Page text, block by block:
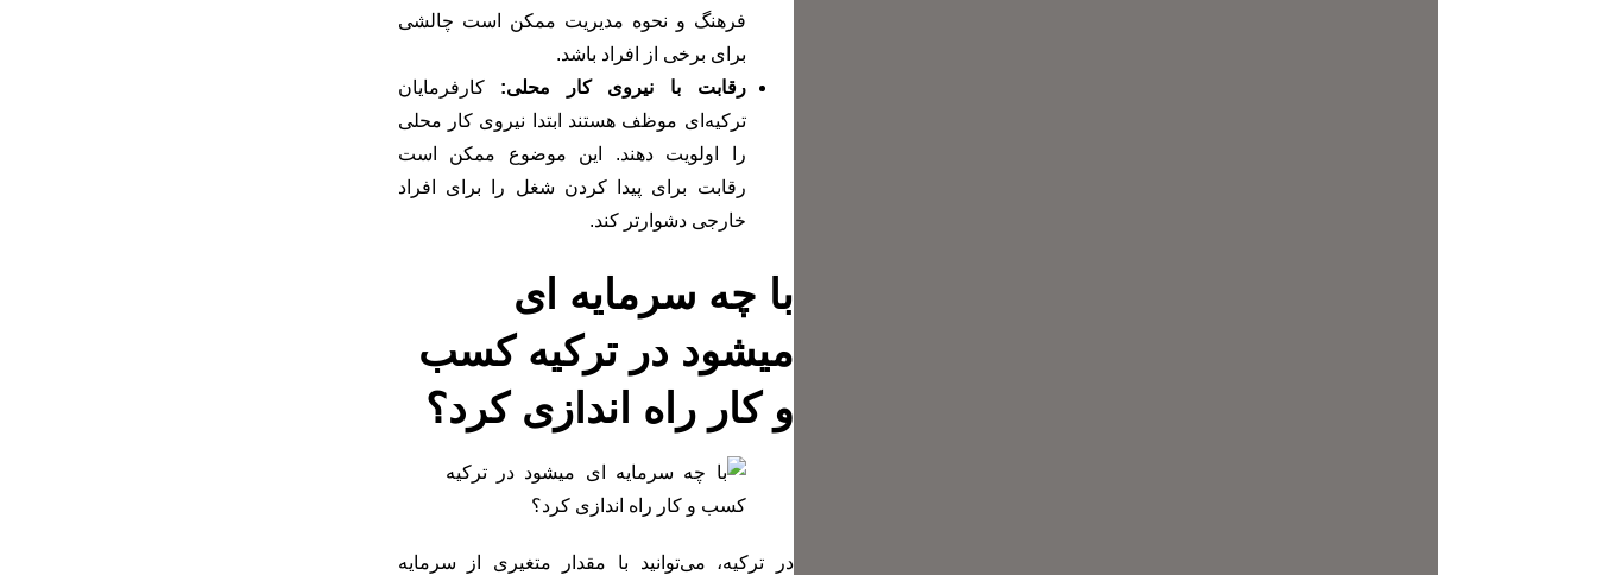
فرهنگ و نحوه مدیریت ممکن است چالشی
برای برخی از افراد باشد.
رقابت با نیروی کار محلی: کارفرمایان
ترکیه‌ای موظف هستند ابتدا نیروی کار محلی
را اولویت دهند. این موضوع ممکن است
رقابت برای پیدا کردن شغل را برای افراد
خارجی دشوارتر کند.
با چه سرمایه ای
میشود در ترکیه کسب
و کار راه اندازی کرد؟
در ترکیه، می‌توانید با مقدار متغیری از سرمایه